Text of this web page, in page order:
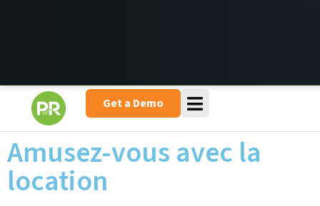
Get a Demo
Amusez-vous avec la
location